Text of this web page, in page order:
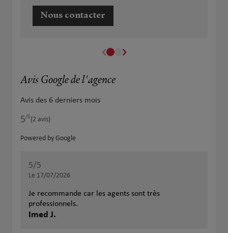
Nous contacter
Avis Google de l'agence
Avis des 6 derniers mois
5/5Note de 5 sur 5
(2 avis)
Powered by Google
5/5
Le 17/07/2026
Je recommande car les agents sont très
professionnels.
Imed J.